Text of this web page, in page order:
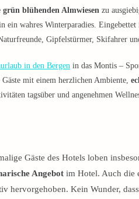
grün blühenden Almwiesen zu
ein wahres Winterparadies. Eingebettet
Gipfelstürmer, Skifahrer
in den Bergen in das Montis –
mit einem herzlichen Ambiente,
tagsüber und angenehmen
Gäste des Hotels loben
Angebot im Hotel. Auch die
hervorgehoben. Kein Wunder,